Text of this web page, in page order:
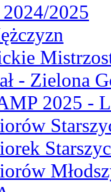
2025
- Zielona
2025 -